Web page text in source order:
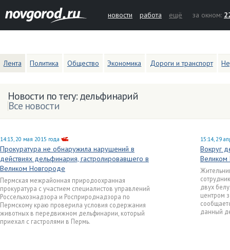
новости работа ещё за окном:
Лента Политика Общество Экономика Дороги и транспорт
Новости по тегу: дельфинарий
Все новости
14:13, 20 мая 2015 года
Прокуратура не обнаружила нарушений в
действиях дельфинария, гастролировавшего в
Великом Новгороде
Пермская межрайонная природоохранная
прокуратура с участием специалистов управлений
Россельхознадзора и Росприроднадзора по
Пермскому краю проверила условия содержания
животных в передвижном дельфинарии, который
приехал с гастролями в Пермь.
15:14, 29
Вокруг
Великом
двух
центром
данный